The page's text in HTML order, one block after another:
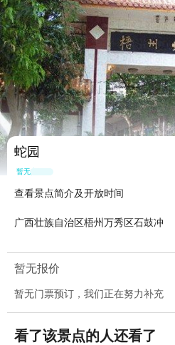
蛇园
暂无点评
查看景点简介及开放时间
广西壮族自治区梧州万秀区石鼓冲
暂无报价
暂无门票预订，我们正在努力补充
看了该景点的人还看了
